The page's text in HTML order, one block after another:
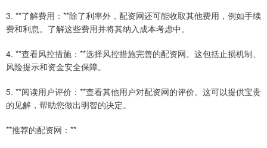
3. **了解费用：**除了利率外，配资网还可能收取其他费用，例如手续
费和利息。了解这些费用并将其纳入成本考虑中。
4. **查看风控措施：**选择风控措施完善的配资网。这包括止损机制、
风险提示和资金安全保障。
5. **阅读用户评价：**查看其他用户对配资网的评价。这可以提供宝贵
的见解，帮助您做出明智的决定。
**推荐的配资网：**